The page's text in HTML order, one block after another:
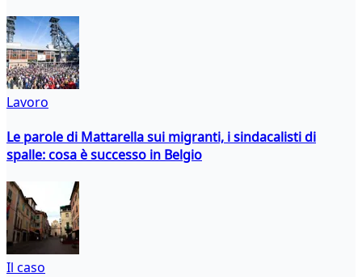
Lavoro
Le parole di Mattarella sui migranti, i sindacalisti di
spalle: cosa è successo in Belgio
Il caso